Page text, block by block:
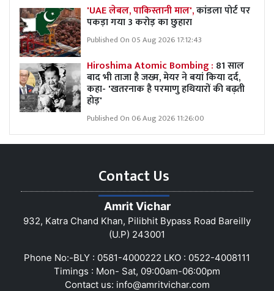
'UAE लेबल, पाकिस्तानी माल',कांडला पोर्ट पर
पकड़ा गया 3 करोड़ का छुहारा
Published On 05 Aug 2026 17:12:43
Hiroshima Atomic Bombing : 81 साल
बाद भी ताजा है जख्म, मेयर ने बयां किया दर्द,
कहा- 'खतरनाक है परमाणु हथियारों की बढ़ती
होड़'
Published On 06 Aug 2026 11:26:00
Contact Us
Amrit Vichar
932, Katra Chand Khan, Pilibhit Bypass Road Bareilly
(U.P) 243001
Phone No:-BLY : 0581-4000222 LKO : 0522-4008111
Timings : Mon- Sat, 09:00am-06:00pm
Contact us: info@amritvichar.com